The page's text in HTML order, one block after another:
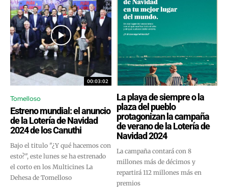
00:03:02
Tomelloso
Estreno mundial: el anuncio
de la Lotería de Navidad
2024 de los Canuthi
Bajo el titulo "¿Y qué hacemos con
esto?", este lunes se ha estrenado
el corto en los Multicines La
Dehesa de Tomelloso
La playa de siempre o la
plaza del pueblo
protagonizan la campaña
de verano de la Lotería de
Navidad 2024
La campaña contará con 8
millones más de décimos y
repartirá 112 millones más en
premios